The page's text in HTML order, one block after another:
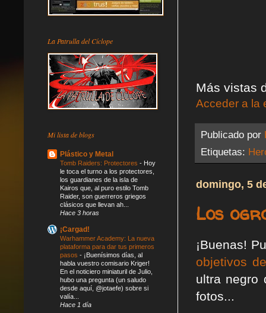
Más vistas
Acceder a la
Publicado por
Etiquetas:
domingo, 5
Los
¡Buenas!
objetivos
ultra negro
fotos...
La Patrulla del Cíclope
Mi lista de blogs
Plástico y Metal
Tomb Raiders: Protectores - Hoy
le toca el turno a los protectores,
los guardianes de la isla de
Kairos que, al puro estilo Tomb
Raider, son guerreros griegos
clásicos que llevan ah...
Hace 3 horas
¡Cargad!
Warhammer Academy: La nueva
plataforma para dar tus primeros
pasos - ¡Buenísimos días, al
habla vuestro comisario Kriger!
En el noticiero miniaturil de Julio,
hubo una pregunta (un saludo
desde aquí, @jotaefe) sobre si
valía...
Hace 1 día